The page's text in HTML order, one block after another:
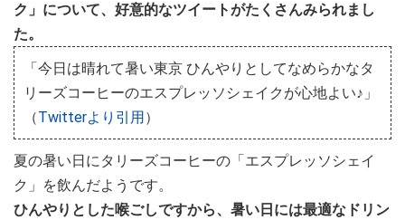
ク」について、好意的なツイートがたくさんみられまし
た。
「今日は晴れて暑い東京 ひんやりとしてなめらかなタ
リーズコーヒーのエスプレッソシェイクが心地よい♪」
（Twitterより引用 ）
夏の暑い日にタリーズコーヒーの「エスプレッソシェイ
ク」を飲んだようです。
ひんやりとした喉ごしですから、暑い日には最適なドリン